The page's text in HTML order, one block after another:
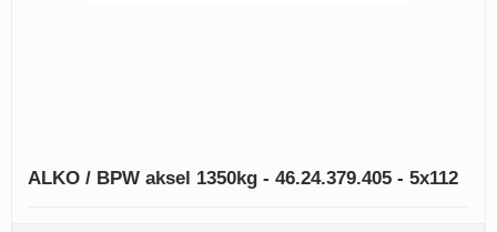
ALKO / BPW aksel 1350kg - 46.24.379.405 - 5x112